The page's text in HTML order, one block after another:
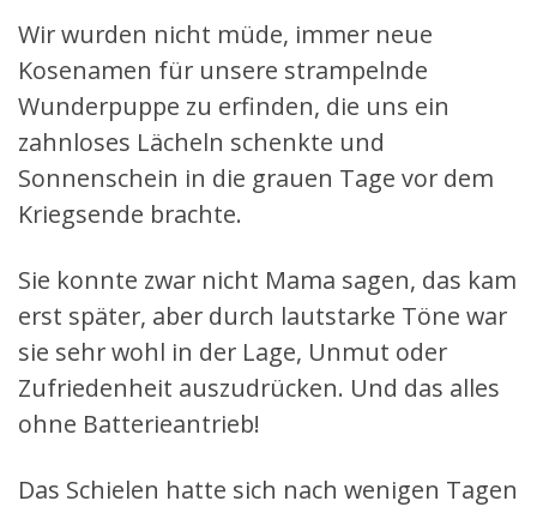
Wir wurden nicht müde, immer neue
Kosenamen für unsere strampelnde
Wunderpuppe zu erfinden, die uns ein
zahnloses Lächeln schenkte und
Sonnenschein in die grauen Tage vor dem
Kriegsende brachte.
Sie konnte zwar nicht Mama sagen, das kam
erst später, aber durch lautstarke Töne war
sie sehr wohl in der Lage, Unmut oder
Zufriedenheit auszudrücken. Und das alles
ohne Batterieantrieb!
Das Schielen hatte sich nach wenigen Tagen